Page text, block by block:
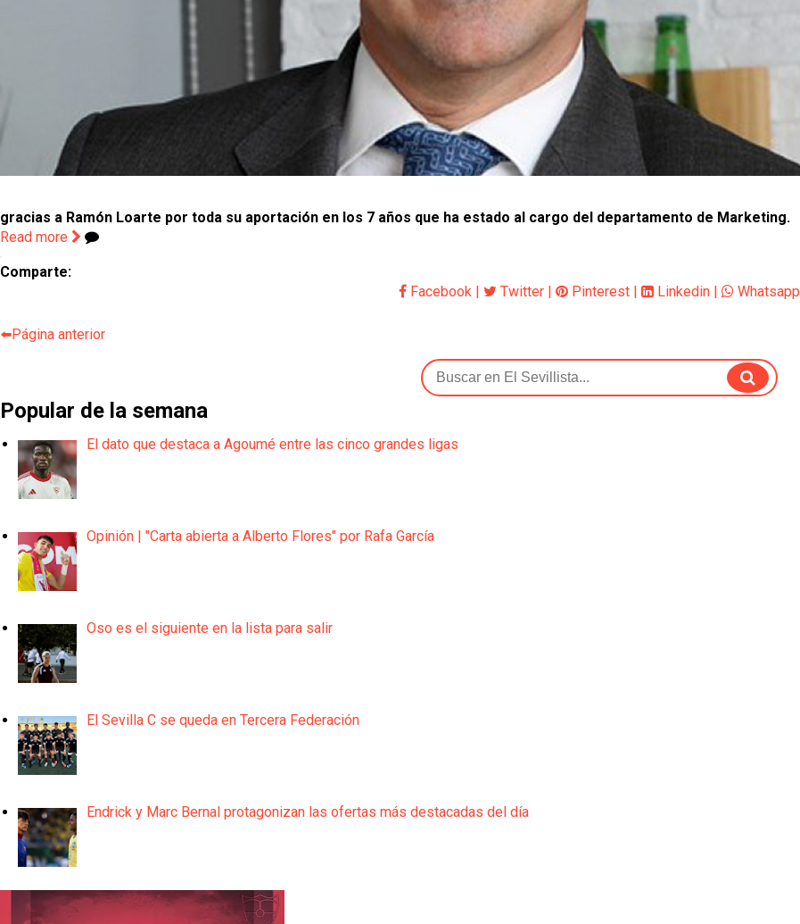
gracias a Ramón Loarte por toda su aportación en los 7 años que ha estado al cargo del departamento de Marketing.
Read more
Comparte:
Facebook | Twitter | Pinterest | Linkedin | Whatsapp
⬅️Página anterior
Popular de la semana
El dato que destaca a Agoumé entre las cinco grandes ligas
Opinión | "Carta abierta a Alberto Flores" por Rafa García
Oso es el siguiente en la lista para salir
El Sevilla C se queda en Tercera Federación
Endrick y Marc Bernal protagonizan las ofertas más destacadas del día